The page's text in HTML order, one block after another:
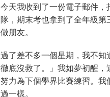
今天我收到了一份電子郵件
隊，期末考也拿到了全年級
做朋友。
過了差不多一個星期，我不
徹底沒救了。」我如夢初醒
努力為下個學界比賽練習。
過一樣。